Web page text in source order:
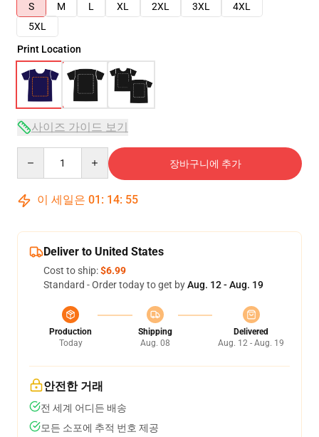
S
M L XL 2XL 3XL
4XL
5XL
Print Location
사이즈 가이드 보기
장바구니에 추가
이 세일은 01 : 14: 54
Deliver to United States
Cost to ship:$6.99
Standard - Order today to get byAug. 12 - Aug. 19
Production
Today
Shipping
Aug. 08
Delivered
Aug. 12 - Aug. 19
안전한 거래
전 세계 어디든 배송
모든 소포에 추적 번호 제공